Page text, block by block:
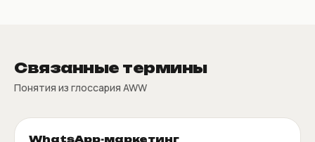
Связанные термины
Понятия из глоссария AWW
WhatsApp-маркетинг